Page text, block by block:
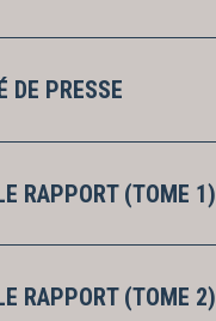
DE PRESSE
RAPPORT (TOME 1)
RAPPORT (TOME 2)